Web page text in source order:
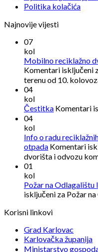
Politika kolačića
Najnovije vijesti
07
kol
Mobilno reciklažno
Komentari isključeni
terenu od 10.
04
kol
Čestitka Komentari
04
kol
Info o radu
otpada Komentari
dvorišta i odvozu
01
kol
Požar na
isključeni za Požar
Korisni linkovi
Grad Karlovac
Karlovačka županija
Ministarstvo